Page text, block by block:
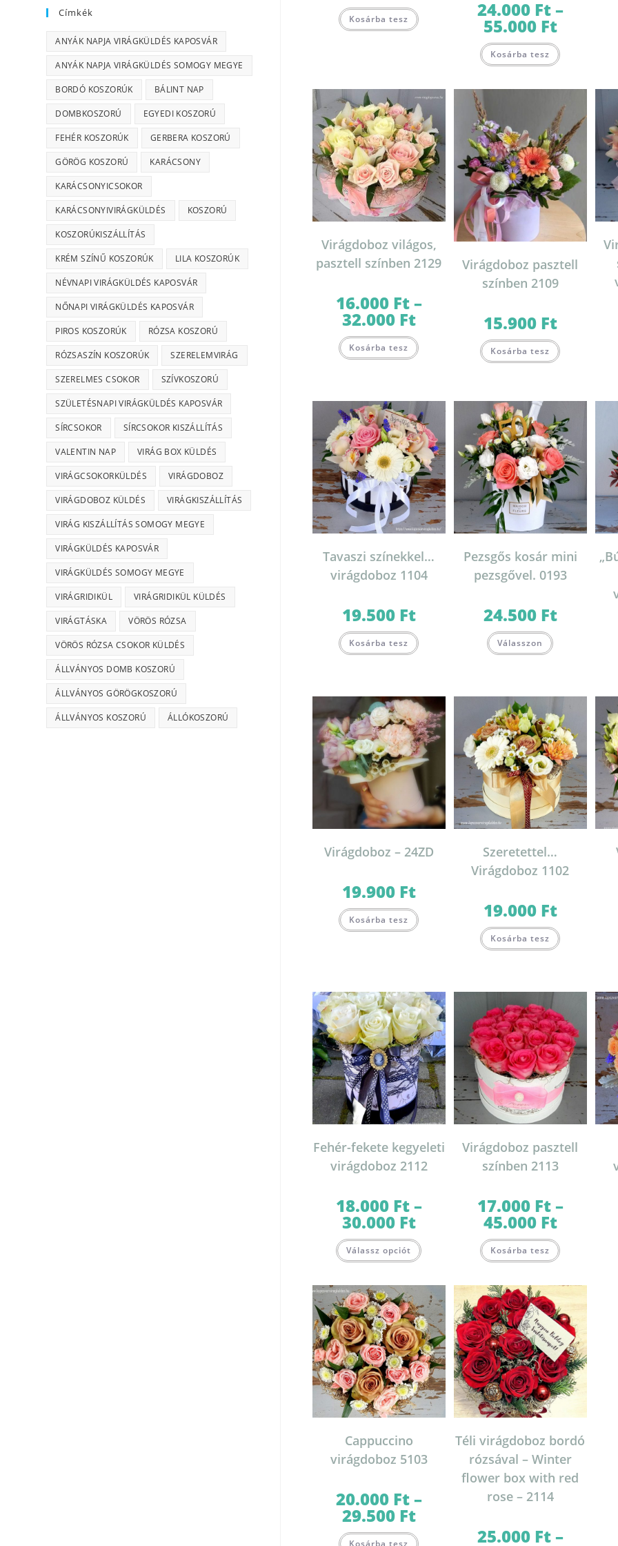
Kosárba tesz a
a
termékoldalon
választhatók
ki
24.000 Ft–
55.000 FtÁrtartomány:
24.000 Ft
55.000 Ft
Kosárba tesz a
A
változatok
a
választhatók
ki
Virágdoboz világos,
pasztell színben 2129
16.000 Ft–
32.000 FtÁrtartomány:
16.000 Ft
32.000 Ft
Kosárba tesz a
A
változatok
a
termékoldalon
választhatók
ki
Virágdoboz pasztell
színben 2109
15.900 Ft
Kosárba tesz a
A
a
választhatók
ki
Tavaszi színekkel…
virágdoboz 1104
19.500 Ft
Kosárba tesz
Pezsgős kosár mini
pezsgővel. 0193
24.500 Ft
Válasszon
Virágdoboz – 24ZD
19.900 Ft
Kosárba tesz a
a
termékoldalon
választhatók
ki
Szeretettel…
Virágdoboz 1102
19.000 Ft
Kosárba tesz
Fehér-fekete kegyeleti
virágdoboz 2112
18.000 Ft–
30.000 FtÁrtartomány:
18.000 Ft
-
30.000 Ft
Válassz opciót a
van.
változatok
a
termékoldalon
választhatók
ki
Virágdoboz pasztell
színben 2113
17.000 Ft–
45.000 FtÁrtartomány:
17.000 Ft
45.000 Ft
Kosárba tesz a
változatok
a
választhatók
ki
Cappuccino
virágdoboz 5103
20.000 Ft–
29.500 FtÁrtartomány:
20.000 Ft
29.500 Ft
Téli virágdoboz bordó
rózsával – Winter
flower box with red
rose – 2114
25.000 Ft–
Címkék
ANYÁK NAPJA VIRÁGKÜLDÉS KAPOSVÁR
ANYÁK NAPJA VIRÁGKÜLDÉS SOMOGY MEGYE
BORDÓ KOSZORÚK BÁLINT NAP
DOMBKOSZORÚ EGYEDI KOSZORÚ
FEHÉR KOSZORÚK GERBERA KOSZORÚ
GÖRÖG KOSZORÚ KARÁCSONY
KARÁCSONYICSOKOR
KARÁCSONYIVIRÁGKÜLDÉS KOSZORÚ
KOSZORÚKISZÁLLÍTÁS
KRÉM SZÍNŰ KOSZORÚK LILA KOSZORÚK
NÉVNAPI VIRÁGKÜLDÉS KAPOSVÁR
NŐNAPI VIRÁGKÜLDÉS KAPOSVÁR
PIROS KOSZORÚK RÓZSA KOSZORÚ
RÓZSASZÍN KOSZORÚK SZERELEMVIRÁG
SZERELMES CSOKOR SZÍVKOSZORÚ
SZÜLETÉSNAPI VIRÁGKÜLDÉS KAPOSVÁR
SÍRCSOKOR SÍRCSOKOR KISZÁLLÍTÁS
VALENTIN NAP VIRÁG BOX KÜLDÉS
VIRÁGCSOKORKÜLDÉS VIRÁGDOBOZ
VIRÁGDOBOZ KÜLDÉS VIRÁGKISZÁLLÍTÁS
VIRÁG KISZÁLLÍTÁS SOMOGY MEGYE
VIRÁGKÜLDÉS KAPOSVÁR
VIRÁGKÜLDÉS SOMOGY MEGYE
VIRÁGRIDIKÜL VIRÁGRIDIKÜL KÜLDÉS
VIRÁGTÁSKA VÖRÖS RÓZSA
VÖRÖS RÓZSA CSOKOR KÜLDÉS
ÁLLVÁNYOS DOMB KOSZORÚ
ÁLLVÁNYOS GÖRÖGKOSZORÚ
ÁLLVÁNYOS KOSZORÚ ÁLLÓKOSZORÚ